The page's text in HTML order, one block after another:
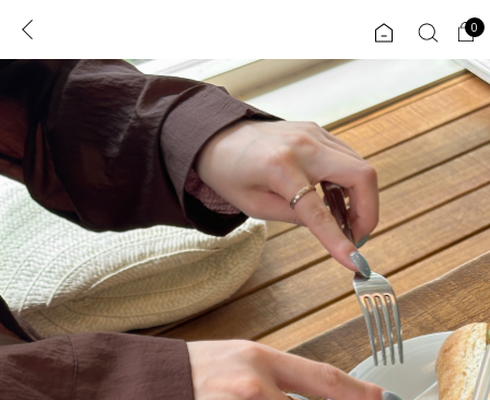
로그인 0
ENG
TW
JP
리뷰 & 혜택 플러스핏 회원혜택 입
CATEGORY COMMUNITY
도착보장⚡
인플루언서 pick!
신상 5%
ALL
익스클루시브
아우터
0